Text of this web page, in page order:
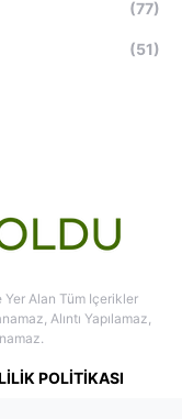
(77)
(51)
Alan Tüm Içerikler
Alıntı Yapılamaz,
POLITIKASI